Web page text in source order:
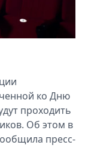
ко Дню
проходить
Об этом в
пресс-